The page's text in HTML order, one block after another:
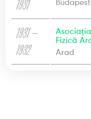
1931
Budapest
1931 —
1932
Fizică
Arad